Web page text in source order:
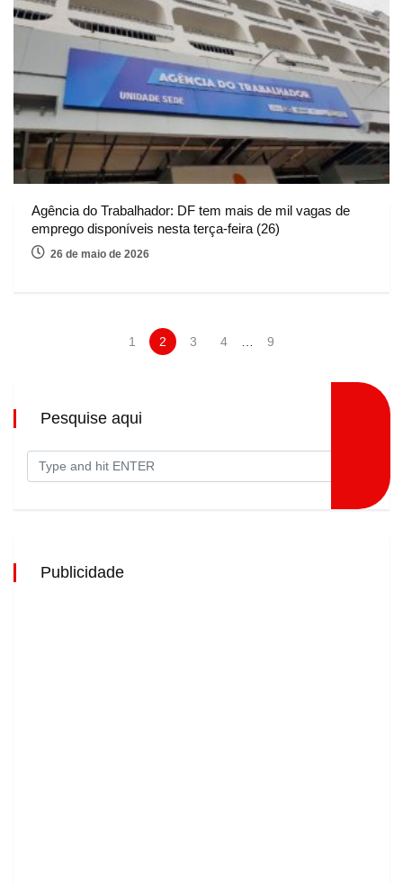
Agência do Trabalhador: DF tem mais de mil vagas de
emprego disponíveis nesta terça-feira (26)
26 de maio de 2026
1 2 3 4 9
Pesquise aqui
Publicidade